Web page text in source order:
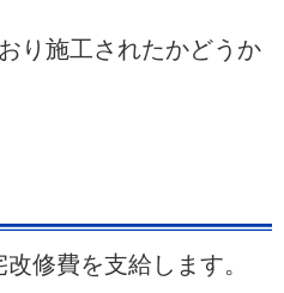
り施工されたかどうか
修費を支給します。